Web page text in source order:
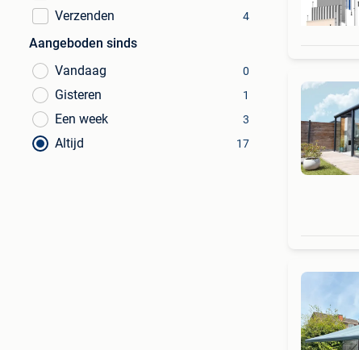
Verzenden 4
Aangeboden sinds
Vandaag
0
Gisteren 1
Een week 3
Altijd 17